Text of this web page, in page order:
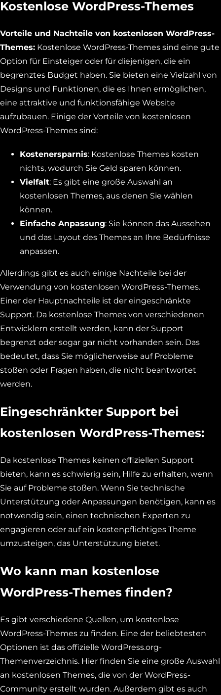
Kostenlose WordPress-Themes
Vorteile und Nachteile von kostenlosen WordPress-
Themes:Kostenlose WordPress-Themes sind eine gute
Option für Einsteiger oder für diejenigen, die ein
begrenztes Budget haben. Sie bieten eine Vielzahl von
Designs und Funktionen, die es Ihnen ermöglichen,
eine attraktive und funktionsfähige Website
aufzubauen. Einige der Vorteile von kostenlosen
WordPress-Themes sind:
Kostenersparnis: Kostenlose Themes kosten
nichts, wodurch Sie Geld sparen können.
Vielfalt: Es gibt eine große Auswahl an
kostenlosen Themes, aus denen Sie wählen
können.
Einfache Anpassung: Sie können das Aussehen
und das Layout des Themes an Ihre Bedürfnisse
anpassen.
Allerdings gibt es auch einige Nachteile bei der
Verwendung von kostenlosen WordPress-Themes.
Einer der Hauptnachteile ist der eingeschränkte
Support. Da kostenlose Themes von verschiedenen
Entwicklern erstellt werden, kann der Support
begrenzt oder sogar gar nicht vorhanden sein. Das
bedeutet, dass Sie möglicherweise auf Probleme
stoßen oder Fragen haben, die nicht beantwortet
werden.
Eingeschränkter Support bei
kostenlosen WordPress-Themes:
Da kostenlose Themes keinen offiziellen Support
bieten, kann es schwierig sein, Hilfe zu erhalten, wenn
Sie auf Probleme stoßen. Wenn Sie technische
Unterstützung oder Anpassungen benötigen, kann es
notwendig sein, einen technischen Experten zu
engagieren oder auf ein kostenpflichtiges Theme
umzusteigen, das Unterstützung bietet.
Wo kann man kostenlose
WordPress-Themes finden?
Es gibt verschiedene Quellen, um kostenlose
WordPress-Themes zu finden. Eine der beliebtesten
Optionen ist das offizielle WordPress.org-
Themenverzeichnis. Hier finden Sie eine große Auswahl
an kostenlosen Themes, die von der WordPress-
Community erstellt wurden. Außerdem gibt es auch